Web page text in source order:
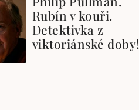
Rubín v kouři.
Detektivka z
viktoriánské doby!